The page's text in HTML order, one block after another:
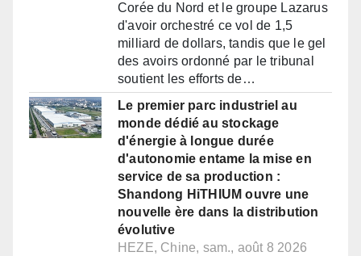
Corée du Nord et le groupe Lazarus
d'avoir orchestré ce vol de 1,5
milliard de dollars, tandis que le gel
des avoirs ordonné par le tribunal
soutient les efforts de…
Le premier parc industriel au
monde dédié au stockage
d'énergie à longue durée
d'autonomie entame la mise en
service de sa production :
Shandong HiTHIUM ouvre une
nouvelle ère dans la distribution
évolutive
HEZE, Chine, sam., août 8 2026